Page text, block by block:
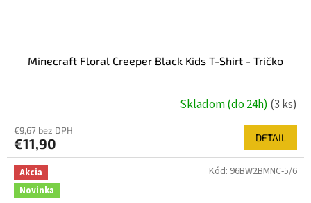
Minecraft Floral Creeper Black Kids T-Shirt - Tričko
Skladom (do 24h) (3 ks)
€9,67 bez DPH
€11,90 DETAIL
Akcia
Novinka
Kód: 96BW2BMNC-5/6